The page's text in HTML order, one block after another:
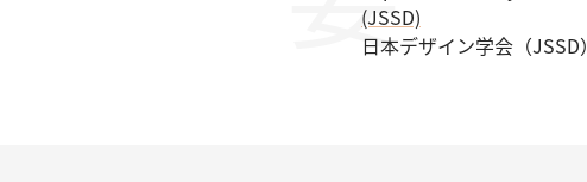
(JSSD)
日本デザイン学会（JSSD）